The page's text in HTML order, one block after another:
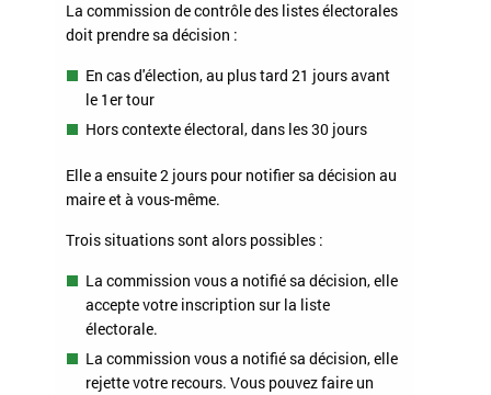
La commission de contrôle des listes électorales
doit prendre sa décision :
En cas d'élection, au plus tard 21 jours avant
le 1ertour
Hors contexte électoral, dans les 30 jours
Elle a ensuite 2 jours pour notifier sa décision au
maire et à vous-même.
Trois situations sont alors possibles :
La commission vous a notifié sa décision, elle
accepte votre inscription sur la liste
électorale.
La commission vous a notifié sa décision, elle
rejette votre recours. Vous pouvez faire un